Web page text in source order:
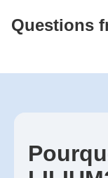
Questions